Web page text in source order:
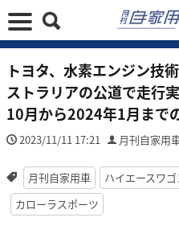
トヨタ、水素エンジン技
ストラリアの公道で走行
10月から2024年1月まで
2023/11/11 17:21 月刊自家用
月刊自家用車 ハイエースワ
カローラスポーツ